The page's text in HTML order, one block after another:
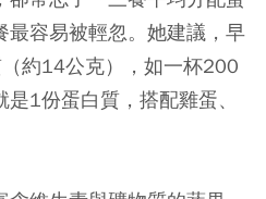
最容易被輕忽。她建議，早
約14公克），如一杯200
1份蛋白質，搭配雞蛋、